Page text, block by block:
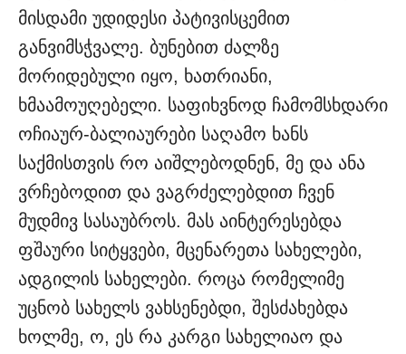
მისდამი უდიდესი პატივისცემით
განვიმსჭვალე. ბუნებით ძალზე
მორიდებული იყო, ხათრიანი,
ხმაამოუღებელი. საფიხვნოდ ჩამომსხდარი
ოჩიაურ-ბალიაურები საღამო ხანს
საქმისთვის რო აიშლებოდნენ, მე და ანა
ვრჩებოდით და ვაგრძელებდით ჩვენ
მუდმივ სასაუბროს. მას აინტერესებდა
ფშაური სიტყვები, მცენარეთა სახელები,
ადგილის სახელები. როცა რომელიმე
უცნობ სახელს ვახსენებდი, შესძახებდა
ხოლმე, ო, ეს რა კარგი სახელიაო და